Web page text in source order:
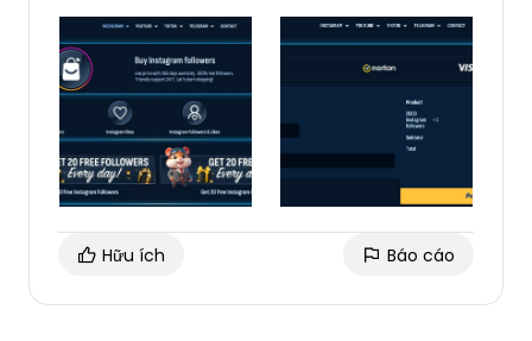
Hữu ích Báo cáo